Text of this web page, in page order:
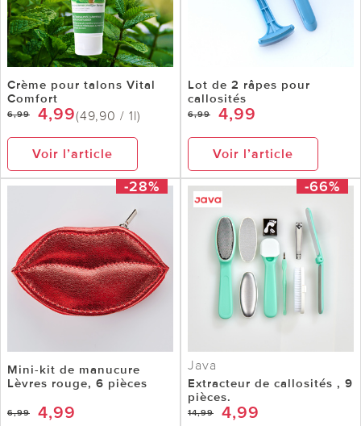
Crème pour talons Vital
Comfort
6,99 4,99(49,90 / 1l)
Voir l’article
Lot de 2 râpes pour
callosités
6,99 4,99
Voir l’article
-28%
Mini-kit de manucure
Lèvres rouge, 6 pièces
6,99 4,99
-66%
Java
Extracteur de callosités , 9
pièces.
14,99 4,99